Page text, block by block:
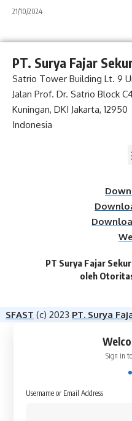
21/10/2024
PT. Surya Fajar
Satrio Tower Building Lt. 9
Jalan Prof. Dr. Satrio Block
Kuningan, DKI Jakarta, 12950
Indonesia
PT Surya Fajar
oleh
SFAST (c) 2023 PT. Surya
Sign in
Username or Email Address